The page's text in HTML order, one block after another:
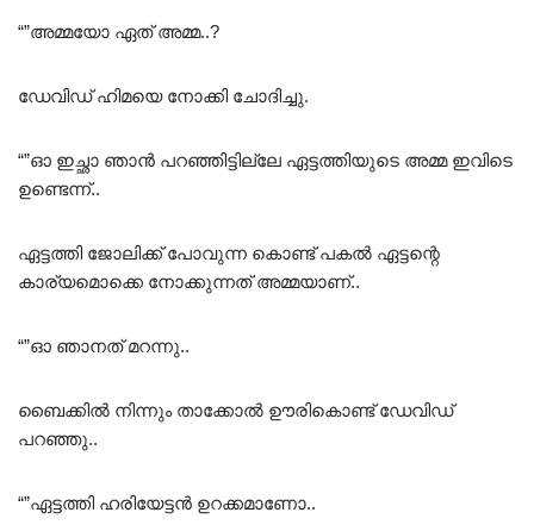
“”അമ്മയോ ഏത് അമ്മ..?
ഡേവിഡ് ഹിമയെ നോക്കി ചോദിച്ചു.
“”ഓ ഇച്ഛാ ഞാൻ പറഞ്ഞിട്ടില്ലേ ഏട്ടത്തിയുടെ അമ്മ ഇവിടെ
ഉണ്ടെന്ന്..
ഏട്ടത്തി ജോലിക്ക് പോവുന്ന കൊണ്ട് പകൽ ഏട്ടന്റെ
കാര്യമൊക്കെ നോക്കുന്നത് അമ്മയാണ്..
“”ഓ ഞാനത് മറന്നു..
ബൈക്കിൽ നിന്നും താക്കോൽ ഊരികൊണ്ട് ഡേവിഡ്
പറഞ്ഞു..
“”ഏട്ടത്തി ഹരിയേട്ടൻ ഉറക്കമാണോ..